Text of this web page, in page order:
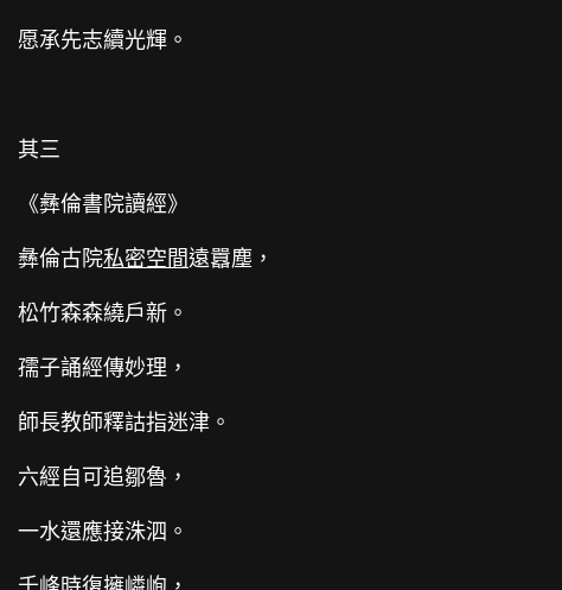
愿承先志續光輝。
其三
《彝倫書院讀經》
彝倫古院私密空間遠囂塵，
松竹森森繞戶新。
孺子誦經傳妙理，
師長教師釋詁指迷津。
六經自可追鄒魯，
一水還應接洙泗。